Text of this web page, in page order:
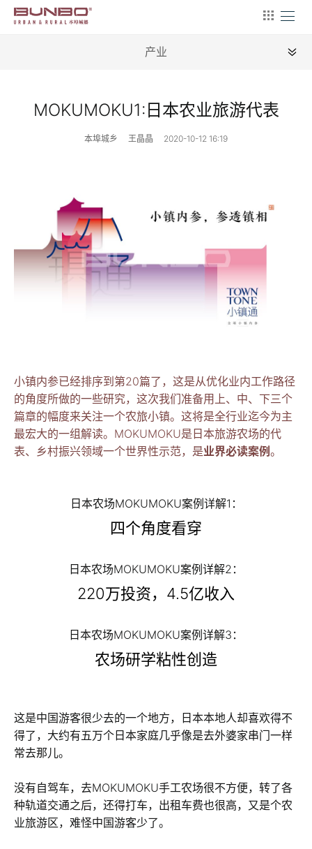
产业
新闻
地理
营销
MOKUMOKU1:日本农业旅游代表
本埠城乡 王晶晶 2020-10-12 16:19
小镇内参已经排序到第20篇了，这是从优化业内工作路径
的角度所做的一些研究，这次我们准备用上、中、下三个
篇章的幅度来关注一个农旅小镇。这将是全行业迄今为主
最宏大的一组解读。MOKUMOKU是日本旅游农场的代
表、乡村振兴领域一个世界性示范，是业界必读案例。
日本农场MOKUMOKU案例详解1：
四个角度看穿
日本农场MOKUMOKU案例详解2：
220万投资，4.5亿收入
日本农场MOKUMOKU案例详解3：
农场研学粘性创造
这是中国游客很少去的一个地方，日本本地人却喜欢得不
得了，大约有五万个日本家庭几乎像是去外婆家串门一样
常去那儿。
没有自驾车，去MOKUMOKU手工农场很不方便，转了各
种轨道交通之后，还得打车，出租车费也很高，又是个农
业旅游区，难怪中国游客少了。